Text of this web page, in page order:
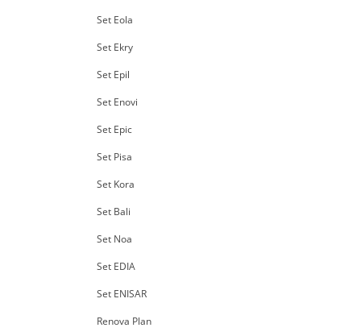
Set Eola
Set Ekry
Set Epil
Set Enovi
Set Epic
Set Pisa
Set Kora
Set Bali
Set Noa
Set EDIA
Set ENISAR
Renova Plan